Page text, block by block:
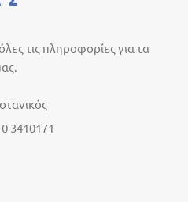
τις πληροφορίες για τα
3410171